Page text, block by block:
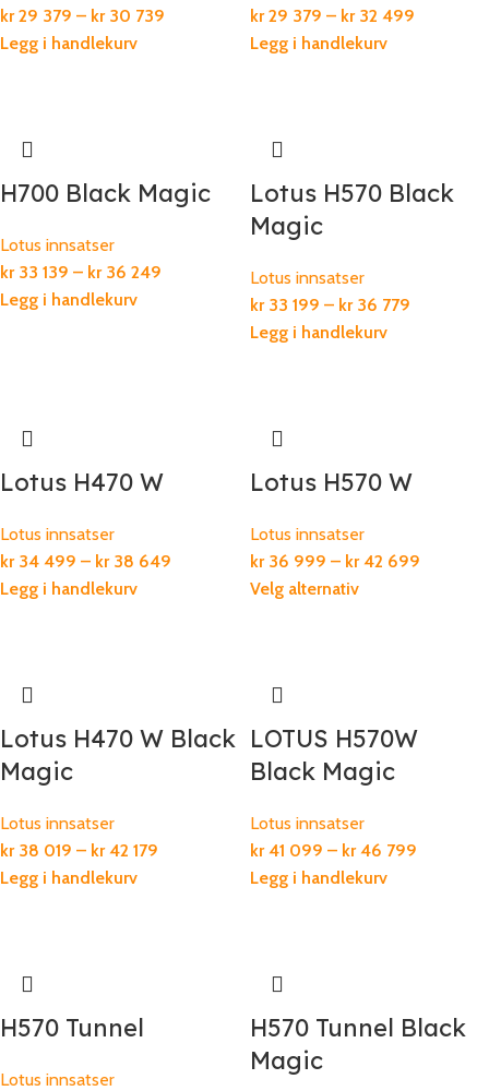
kr29 379 – kr30 739
Legg i handlekurv
kr29 379 – kr32 499
Legg i handlekurv
H700 Black Magic
Lotus innsatser
kr33 139 – kr36 249
Legg i handlekurv
Lotus H570 Black
Magic
Lotus innsatser
kr33 199 – kr36 779
Legg i handlekurv
Lotus H470 W
Lotus innsatser
kr34 499 – kr38 649
Legg i handlekurv
Lotus H570 W
Lotus innsatser
kr36 999 – kr42 699
Velg alternativ
Lotus H470 W Black
Magic
Lotus innsatser
kr38 019 – kr42 179
Legg i handlekurv
LOTUS H570W
Black Magic
Lotus innsatser
kr41 099 – kr46 799
Legg i handlekurv
H570 Tunnel
Lotus innsatser
H570 Tunnel Black
Magic